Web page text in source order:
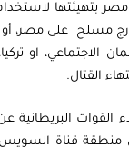
بتهيئتها لاستخدام
مسلح على مصر، أو
الاجتماعي، او
القتال.
البريطانية عن